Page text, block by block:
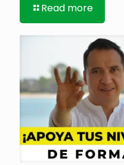
Read more